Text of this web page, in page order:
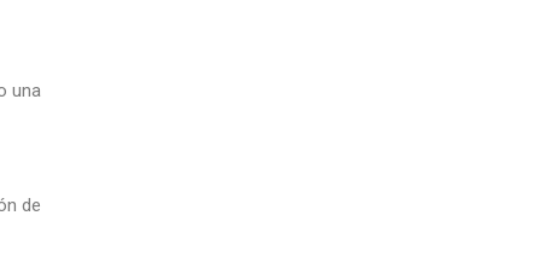
una
de